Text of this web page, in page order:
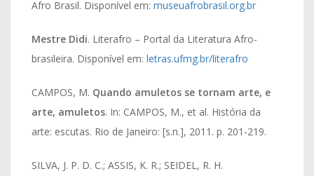
Afro Brasil. Disponível em: museuafrobrasil.org.br
Mestre Didi. Literafro – Portal da Literatura Afro-
brasileira. Disponível em: letras.ufmg.br/literafro
CAMPOS, M. Quando amuletos se tornam arte, e
arte, amuletos. In: CAMPOS, M., et al. História da
arte: escutas. Rio de Janeiro: [s.n.], 2011. p. 201-219.
SILVA, J. P. D. C.; ASSIS, K. R.; SEIDEL, R. H.